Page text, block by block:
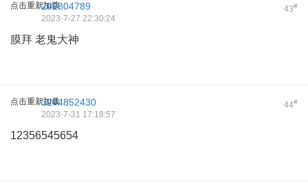
点击重新加载 43#
282804789
2023-7-27 22:30:24
膜拜 老鬼大神
点击重新加载 44#
3244852430
2023-7-31 17:18:57
12356545654